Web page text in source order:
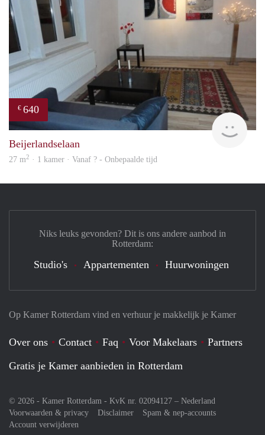
€ 640
Beijerlandselaan
27 m2 · 1 kamer · Vanaf ? - Onbepaalde tijd
Op Kamer Rotterdam vind en verhuur je makkelijk je Kamer
Over ons Contact Faq Voor Makelaars
Partners
Gratis je Kamer aanbieden in Rotterdam
© 2026 - Kamer Rotterdam - KvK nr. 02094127 – Nederland
Voorwaarden & privacy
Disclaimer
Spam & nep-accounts
Account verwijderen
Niks leuks gevonden? Dit is ons andere aanbod in
Rotterdam:
Studio's Appartementen Huurwoningen